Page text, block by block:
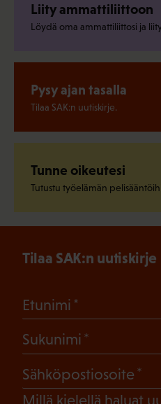
Liity ammattiliittoon
Löydä oma ammattiliittosi ja
Pysy ajan tasalla
Tilaa SAK:n uutiskirje.
Tunne oikeutesi
Tutustu työelämän
Tilaa SAK:n uutiskirje
Etunimi
Sukunimi
Sähköpostiosoite
Millä kielellä haluat